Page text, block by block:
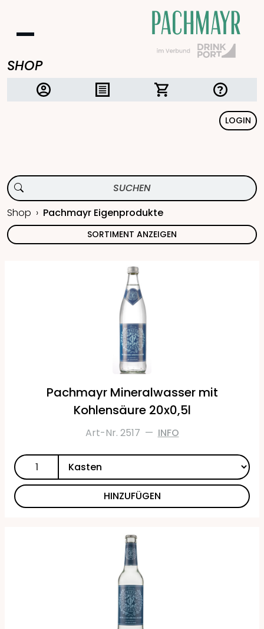
SHOP
LOGIN
Shop Pachmayr Eigenprodukte
SORTIMENT ANZEIGEN
Pachmayr Mineralwasser mit
Kohlensäure 20x0,5l
Art-Nr. 2517 — INFO
HINZUFÜGEN